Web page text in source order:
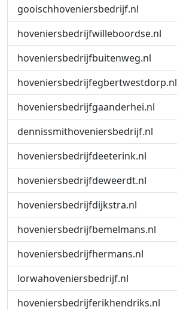
gooischhoveniersbedrijf.nl
hoveniersbedrijfwilleboordse.nl
hoveniersbedrijfbuitenweg.nl
hoveniersbedrijfegbertwestdorp.nl
hoveniersbedrijfgaanderhei.nl
dennissmithoveniersbedrijf.nl
hoveniersbedrijfdeeterink.nl
hoveniersbedrijfdeweerdt.nl
hoveniersbedrijfdijkstra.nl
hoveniersbedrijfbemelmans.nl
hoveniersbedrijfhermans.nl
lorwahoveniersbedrijf.nl
hoveniersbedrijferikhendriks.nl